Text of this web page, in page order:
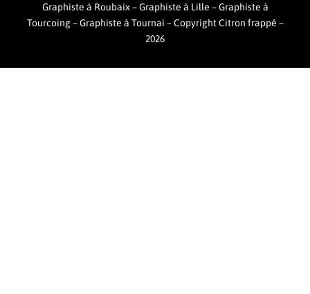
Graphiste à Roubaix –Graphiste à Lille –Graphiste à
Tourcoing–Graphiste à Tournai –Copyright Citron frappé –
2026